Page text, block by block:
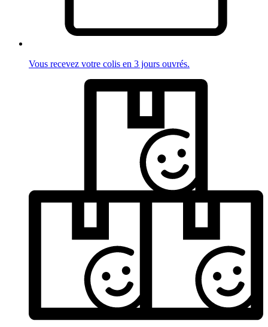
Vous recevez votre colis en 3 jours ouvrés.